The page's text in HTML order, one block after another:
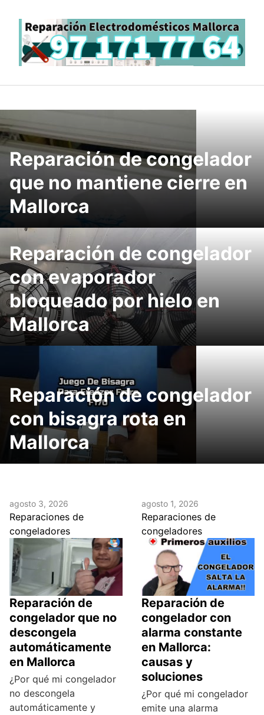
contenido
Reparación de congelador
que no mantiene cierre en
Mallorca
Reparación de congelador
con evaporador
bloqueado por hielo en
Mallorca
Reparación de congelador
con bisagra rota en
Mallorca
agosto 3, 2026
Reparaciones de
congeladores
Reparación de
congelador que no
descongela
automáticamente
en Mallorca
¿Por qué mi congelador
no descongela
automáticamente y
agosto 1, 2026
Reparaciones de
congeladores
Reparación de
congelador con
alarma constante
en Mallorca:
causas y
soluciones
¿Por qué mi congelador
emite una alarma